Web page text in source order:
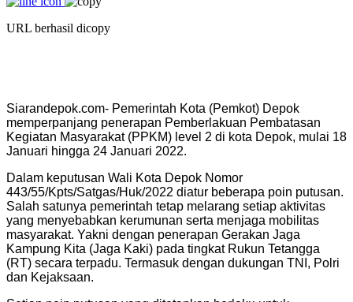
URL berhasil dicopy
Siarandepok.com- Pemerintah Kota (Pemkot) Depok
memperpanjang penerapan Pemberlakuan Pembatasan
Kegiatan Masyarakat (PPKM) level 2 di kota Depok, mulai 18
Januari hingga 24 Januari 2022.
Dalam keputusan Wali Kota Depok Nomor
443/55/Kpts/Satgas/Huk/2022 diatur beberapa poin putusan.
Salah satunya pemerintah tetap melarang setiap aktivitas
yang menyebabkan kerumunan serta menjaga mobilitas
masyarakat. Yakni dengan penerapan Gerakan Jaga
Kampung Kita (Jaga Kaki) pada tingkat Rukun Tetangga
(RT) secara terpadu. Termasuk dengan dukungan TNI, Polri
dan Kejaksaan.